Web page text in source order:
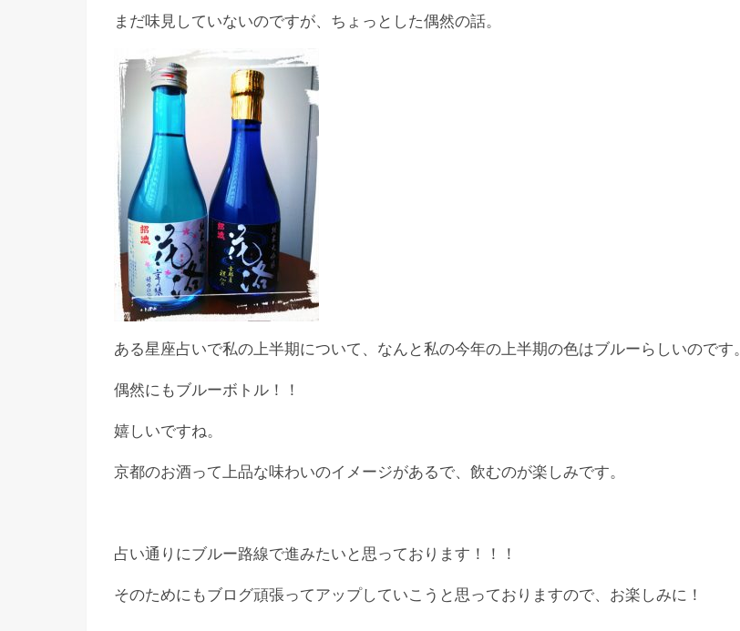
まだ味見していないのですが、ちょっとした偶然の話。
ある星座占いで私の上半期について、なんと私の今年の上半期の色はブルーらしいのです。
偶然にもブルーボトル！！
嬉しいですね。
京都のお酒って上品な味わいのイメージがあるで、飲むのが楽しみです。
占い通りにブルー路線で進みたいと思っております！！！
そのためにもブログ頑張ってアップしていこうと思っておりますので、お楽しみに！